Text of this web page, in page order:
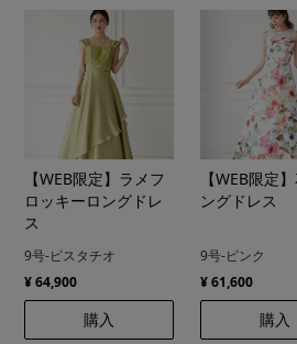
【WEB限定】ラメフ
ロッキーロングドレ
ス
9号-ピスタチオ
¥ 64,900
購入
【WEB限定
ングドレス
9号-ピンク
¥ 61,600
購入